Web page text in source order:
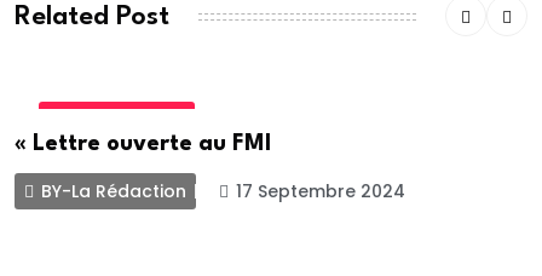
Related Post
« Lettre ouverte au FMI
BY-La Rédaction 17 Septembre 2024